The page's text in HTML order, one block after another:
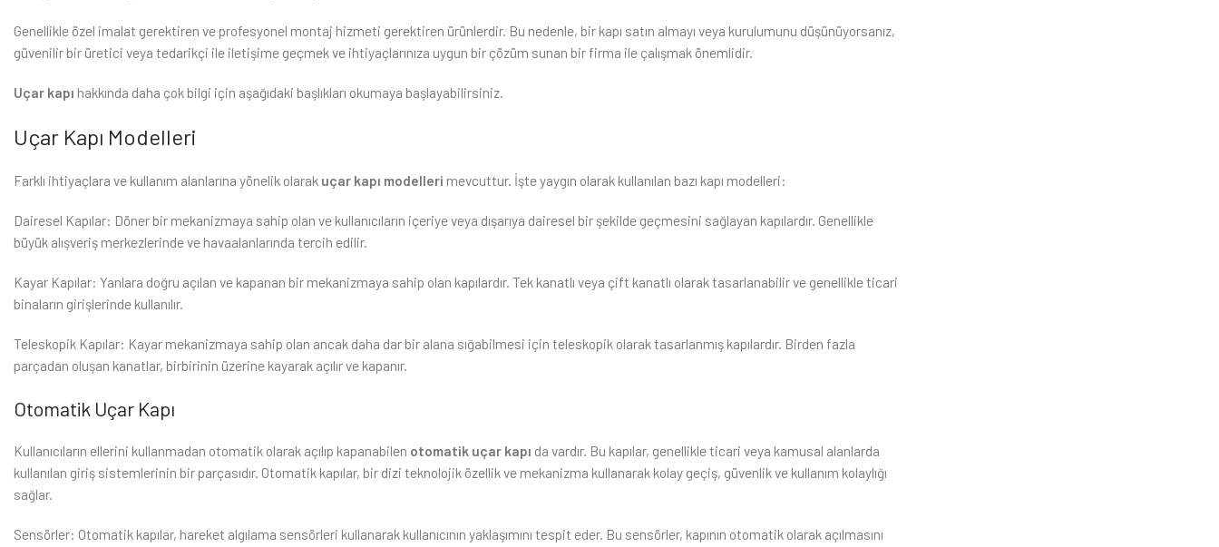
Genellikle özel imalat gerektiren ve profesyonel montaj hizmeti gerektiren ürünlerdir. Bu nedenle, bir kapı satın almayı veya kurulumunu düşünüyorsanız,
güvenilir bir üretici veya tedarikçi ile iletişime geçmek ve ihtiyaçlarınıza uygun bir çözüm sunan bir firma ile çalışmak önemlidir.
Uçar kapı hakkında daha çok bilgi için aşağıdaki başlıkları okumaya başlayabilirsiniz.
Uçar Kapı Modelleri
Farklı ihtiyaçlara ve kullanım alanlarına yönelik olarak uçar kapı modelleri mevcuttur. İşte yaygın olarak kullanılan bazı kapı modelleri:
Dairesel Kapılar: Döner bir mekanizmaya sahip olan ve kullanıcıların içeriye veya dışarıya dairesel bir şekilde geçmesini sağlayan kapılardır. Genellikle
büyük alışveriş merkezlerinde ve havaalanlarında tercih edilir.
Kayar Kapılar: Yanlara doğru açılan ve kapanan bir mekanizmaya sahip olan kapılardır. Tek kanatlı veya çift kanatlı olarak tasarlanabilir ve genellikle ticari
binaların girişlerinde kullanılır.
Teleskopik Kapılar: Kayar mekanizmaya sahip olan ancak daha dar bir alana sığabilmesi için teleskopik olarak tasarlanmış kapılardır. Birden fazla
parçadan oluşan kanatlar, birbirinin üzerine kayarak açılır ve kapanır.
Otomatik Uçar Kapı
Kullanıcıların ellerini kullanmadan otomatik olarak açılıp kapanabilen otomatik uçar kapı da vardır. Bu kapılar, genellikle ticari veya kamusal alanlarda
kullanılan giriş sistemlerinin bir parçasıdır. Otomatik kapılar, bir dizi teknolojik özellik ve mekanizma kullanarak kolay geçiş, güvenlik ve kullanım kolaylığı
sağlar.
Sensörler: Otomatik kapılar, hareket algılama sensörleri kullanarak kullanıcının yaklaşımını tespit eder. Bu sensörler, kapının otomatik olarak açılmasını